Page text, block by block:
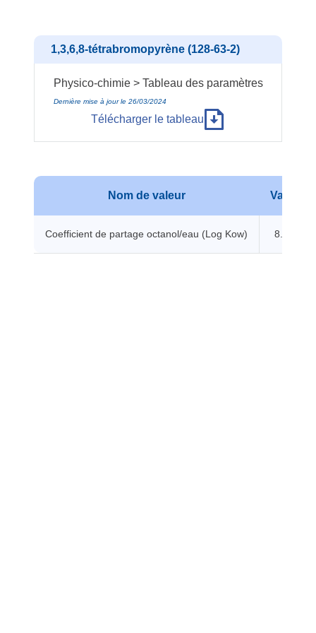
1,3,6,8-tétrabromopyrène (128-63-2)
Physico-chimie > Tableau des paramètres
Dernière mise à jour le 26/03/2024
Télécharger le tableau
Nom de valeur Valeur
Coefficient de partage octanol/eau (Log Kow) 8.49 -